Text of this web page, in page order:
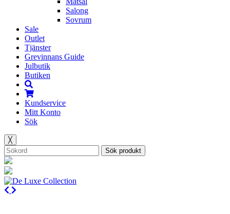
Salong
Sovrum
Sale
Outlet
Tjänster
Grevinnans Guide
Julbutik
Butiken
Kundservice
Mitt Konto
Sök
╳
Sök produkt